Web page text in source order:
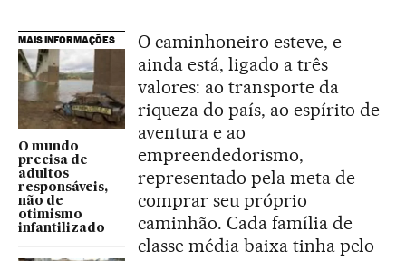
MAIS INFORMAÇÕES
O mundo
precisa de
adultos
responsáveis,
não de
otimismo
infantilizado
O caminhoneiro esteve, e
ainda está, ligado a três
valores: ao transporte da
riqueza do país, ao espírito de
aventura e ao
empreendedorismo,
representado pela meta de
comprar seu próprio
caminhão. Cada família de
classe média baixa tinha pelo